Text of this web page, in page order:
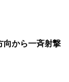
向から一斉射撃